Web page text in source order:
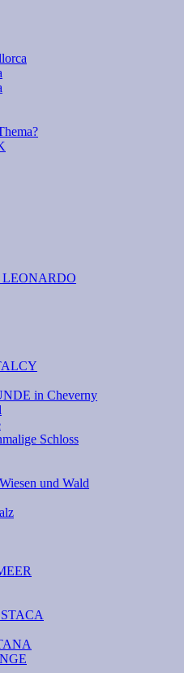
LEONARDO
in Cheverny
Schloss
und Wald